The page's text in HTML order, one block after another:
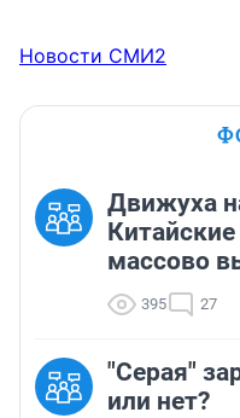
Новости СМИ2
Движуха
массово
395 27
"Серая"
или нет?